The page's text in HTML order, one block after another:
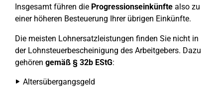
Insgesamt führen die Progressionseinkünfte also zu
einer höheren Besteuerung Ihrer übrigen Einkünfte.
Die meisten Lohnersatzleistungen finden Sie nicht in
der Lohnsteuerbescheinigung des Arbeitgebers. Dazu
gehören gemäß § 32b EStG:
Altersübergangsgeld